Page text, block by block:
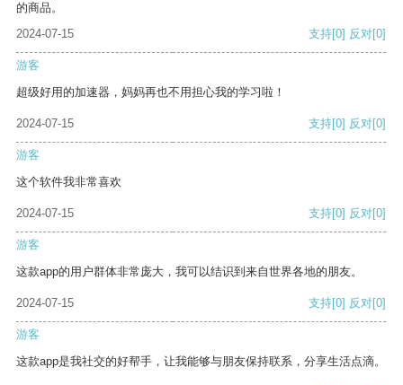
的商品。
2024-07-15
支持[0] 反对[0]
游客
超级好用的加速器，妈妈再也不用担心我的学习啦！
2024-07-15 支持[0] 反对[0]
游客
这个软件我非常喜欢
2024-07-15 支持[0] 反对[0]
游客
这款app的用户群体非常庞大，我可以结识到来自世界各地的朋友。
2024-07-15 支持[0] 反对[0]
游客
这款app是我社交的好帮手，让我能够与朋友保持联系，分享生活点滴。